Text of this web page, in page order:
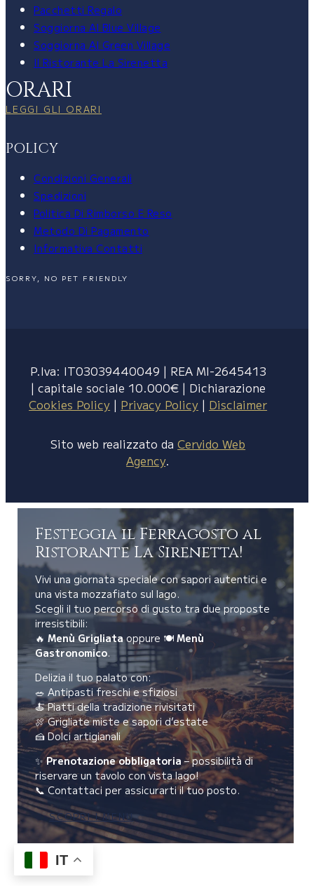
Pacchetti Regalo
Soggiorna Al Blue Village
Soggiorna Al Green Village
Il Ristorante La Sirenetta
ORARI
LEGGI GLI ORARI
POLICY
Condizioni Generali
Spedizioni
Politica Di Rimborso E Reso
Metodo Di Pagamento
Informativa Contatti
SORRY, NO PET FRIENDLY
P.Iva: IT03039440049 | REA MI-2645413
| capitale sociale 10.000€ | Dichiarazione
Cookies Policy | Privacy Policy | Disclaimer
Sito web realizzato daCervido Web
Agency.
IT
Festeggia il Ferragosto al
Ristorante La Sirenetta!
Vivi una giornata speciale con sapori autentici e
una vista mozzafiato sul lago.
Scegli il tuo percorso di gusto tra due proposte
irresistibili:
🔥 Menù Grigliataoppure 🍽️ Menù
Gastronomico.
Delizia il tuo palato con:
🥗 Antipasti freschi e sfiziosi
🍝 Piatti della tradizione rivisitati
🍖 Grigliate miste e sapori d’estate
🍰 Dolci artigianali
✨Prenotazione obbligatoria – possibilità di
riservare un tavolo con vista lago!
📞 Contattaci per assicurarti il tuo posto.
SCOPRI I MENU